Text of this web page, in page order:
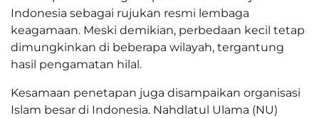
Indonesia sebagai rujukan resmi lembaga
keagamaan. Meski demikian, perbedaan kecil tetap
dimungkinkan di beberapa wilayah, tergantung
hasil pengamatan hilal.
Kesamaan penetapan juga disampaikan organisasi
Islam besar di Indonesia. Nahdlatul Ulama (NU)